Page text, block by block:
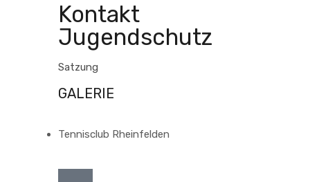
Kontakt
Jugendschutz
Satzung
GALERIE
Tennisclub Rheinfelden